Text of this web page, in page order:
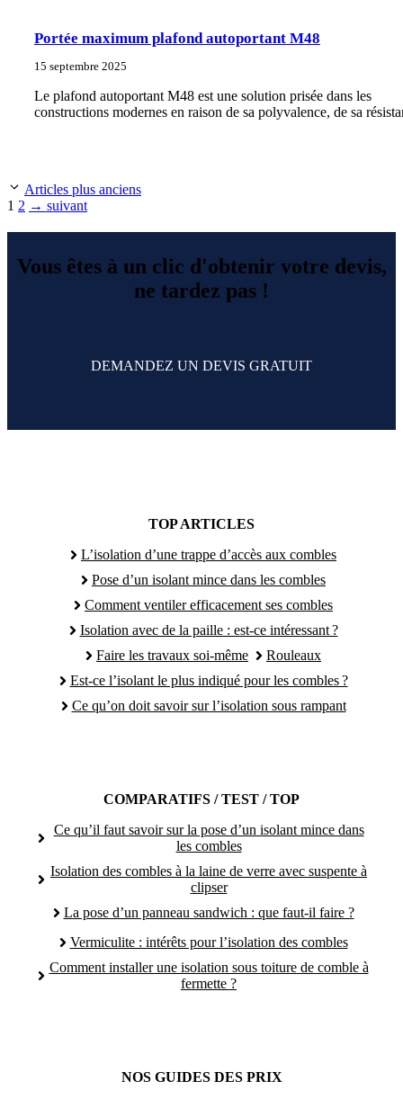
Portée maximum plafond autoportant M48
15 septembre 2025
Le plafond autoportant M48 est une solution prisée dans les
constructions modernes en raison de sa polyvalence, de sa
Articles plus anciens
Page
1 Page
2 → suivant
Vous êtes à un clic d'obtenir votre devis,
ne tardez pas !
DEMANDEZ UN DEVIS GRATUIT
TOP ARTICLES
L’isolation d’une trappe d’accès aux combles
Pose d’un isolant mince dans les combles
Comment ventiler efficacement ses combles
Isolation avec de la paille : est-ce intéressant ?
Faire les travaux soi-même
Rouleaux
Est-ce l’isolant le plus indiqué pour les combles ?
Ce qu’on doit savoir sur l’isolation sous rampant
COMPARATIFS / TEST / TOP
Ce qu’il faut savoir sur la pose d’un isolant mince dans
les combles
Isolation des combles à la laine de verre avec suspente à
clipser
La pose d’un panneau sandwich : que faut-il faire ?
Vermiculite : intérêts pour l’isolation des combles
Comment installer une isolation sous toiture de comble à
fermette ?
NOS GUIDES DES PRIX